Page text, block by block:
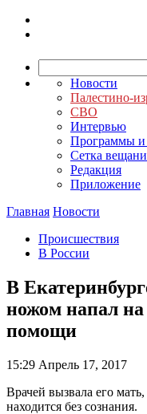
Новости
Палестино-
СВО
Интервью
Программы и
Сетка
Редакция
Приложение
Главная Новости
Происшествия
В России
В
ножом напал на
помощи
15:29 Апрель 17, 2017
Врачей вызвала его
находится без сознания.